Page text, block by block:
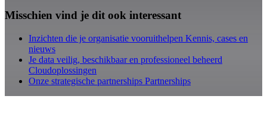
Misschien vind je dit ook interessant
Inzichten die je organisatie vooruithelpen Kennis, cases en
nieuws
Je data veilig, beschikbaar en professioneel beheerd
Cloudoplossingen
Onze strategische partnerships Partnerships